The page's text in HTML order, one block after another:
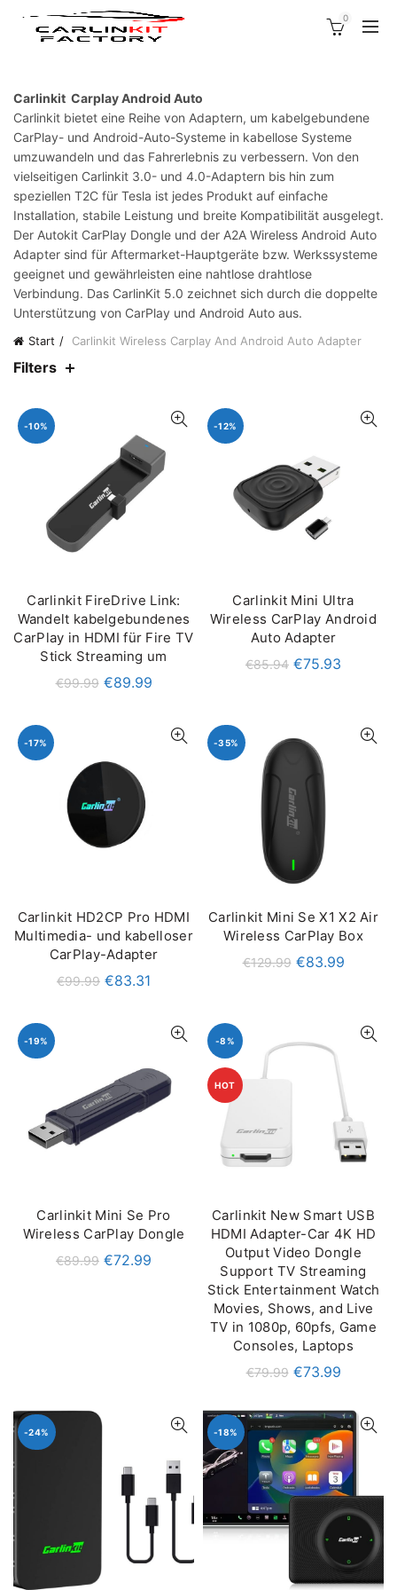
0
Carlinkit Carplay Android Auto
Carlinkit bietet eine Reihe von Adaptern, um kabelgebundene
CarPlay- und Android-Auto-Systeme in kabellose Systeme
umzuwandeln und das Fahrerlebnis zu verbessern. Von den
vielseitigen Carlinkit 3.0- und 4.0-Adaptern bis hin zum
speziellen T2C für Tesla ist jedes Produkt auf einfache
Installation, stabile Leistung und breite Kompatibilität ausgelegt.
Der Autokit CarPlay Dongle und der A2A Wireless Android Auto
Adapter sind für Aftermarket-Hauptgeräte bzw. Werkssysteme
geeignet und gewährleisten eine nahtlose drahtlose
Verbindung. Das CarlinKit 5.0 zeichnet sich durch die doppelte
Unterstützung von CarPlay und Android Auto aus.
Start Carlinkit Wireless Carplay And Android Auto Adapter
Filters
-10%
IN DEN WARENKORB
Carlinkit FireDrive Link:
Wandelt kabelgebundenes
CarPlay in HDMI für Fire TV
Stick Streaming um
€99.99 €89.99
-12%
IN DEN WARENKORB
Carlinkit Mini Ultra
Wireless CarPlay Android
Auto Adapter
€85.94 €75.93
-17%
IN DEN WARENKORB
Carlinkit HD2CP Pro HDMI
Multimedia- und kabelloser
CarPlay-Adapter
€99.99 €83.31
-35%
QUICK SHOP
Carlinkit Mini Se X1 X2 Air
Wireless CarPlay Box
€129.99 €83.99
-19%
IN DEN WARENKORB
Carlinkit Mini Se Pro
Wireless CarPlay Dongle
€89.99 €72.99
-8%
HOT
IN DEN WARENKORB
Carlinkit New Smart USB
HDMI Adapter-Car 4K HD
Output Video Dongle
Support TV Streaming
Stick Entertainment Watch
Movies, Shows, and Live
TV in 1080p, 60pfs, Game
Consoles, Laptops
€79.99 €73.99
-24% -18%